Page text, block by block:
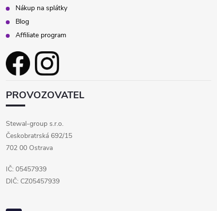
Nákup na splátky
Blog
Affiliate program
PROVOZOVATEL
Stewal-group s.r.o.
Českobratrská 692/15
702 00 Ostrava
IČ: 05457939
DIČ: CZ05457939